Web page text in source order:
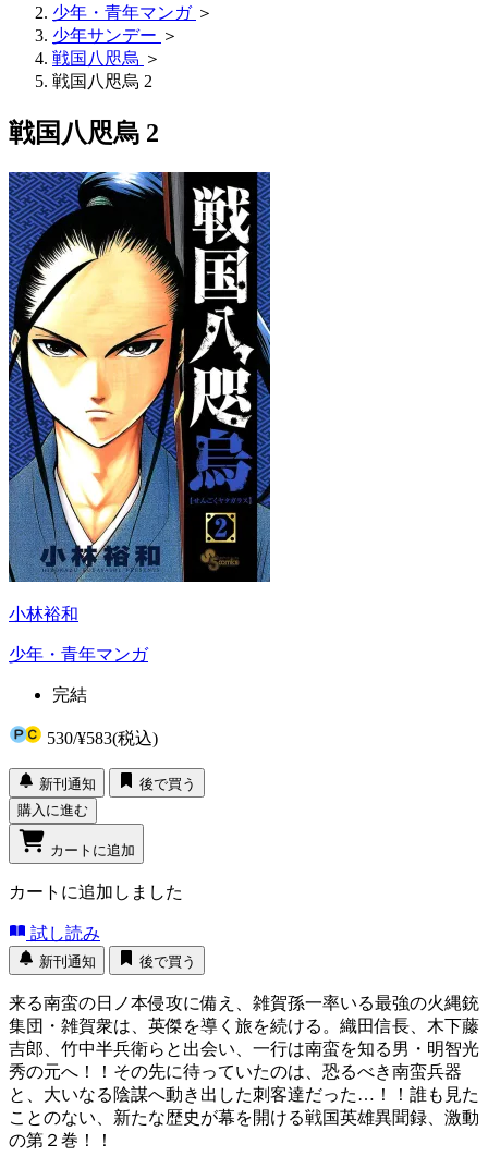
少年・青年マンガ ＞
少年サンデー ＞
戦国八咫烏 ＞
戦国八咫烏 2
戦国八咫烏 2
小林裕和
少年・青年マンガ
完結
530/¥583(税込)
新刊通知
後で買う
購入に進む
カートに追加
カートに追加しました
試し読み
新刊通知 後で買う
来る南蛮の日ノ本侵攻に備え、雑賀孫一率いる最強の火縄銃
集団・雑賀衆は、英傑を導く旅を続ける。織田信長、木下藤
吉郎、竹中半兵衛らと出会い、一行は南蛮を知る男・明智光
秀の元へ！！その先に待っていたのは、恐るべき南蛮兵器
と、大いなる陰謀へ動き出した刺客達だった…！！誰も見た
ことのない、新たな歴史が幕を開ける戦国英雄異聞録、激動
の第２巻！！